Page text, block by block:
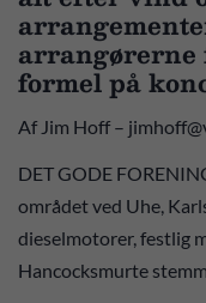
formel på
Af Jim Hoff –
DET GODE
området ved Uhe,
dieselmotorer, festlig
Hancocksmurte